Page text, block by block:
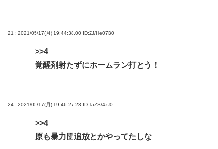
21 : 2021/05/17(月) 19:44:38.00 ID:ZJ/He07B0
>>4
覚醒剤射たずにホームラン打とう！
24 : 2021/05/17(月) 19:46:27.23 ID:TaZS/4zJ0
>>4
原も暴力団追放とかやってたしな